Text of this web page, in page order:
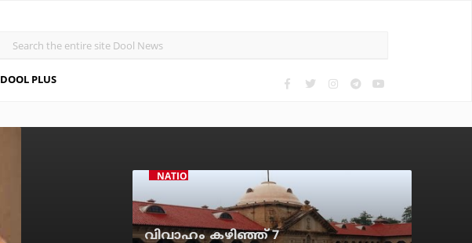
DOOL PLUS
NATIONAL NEWS
വിവാഹം കഴിഞ്ഞ് 7